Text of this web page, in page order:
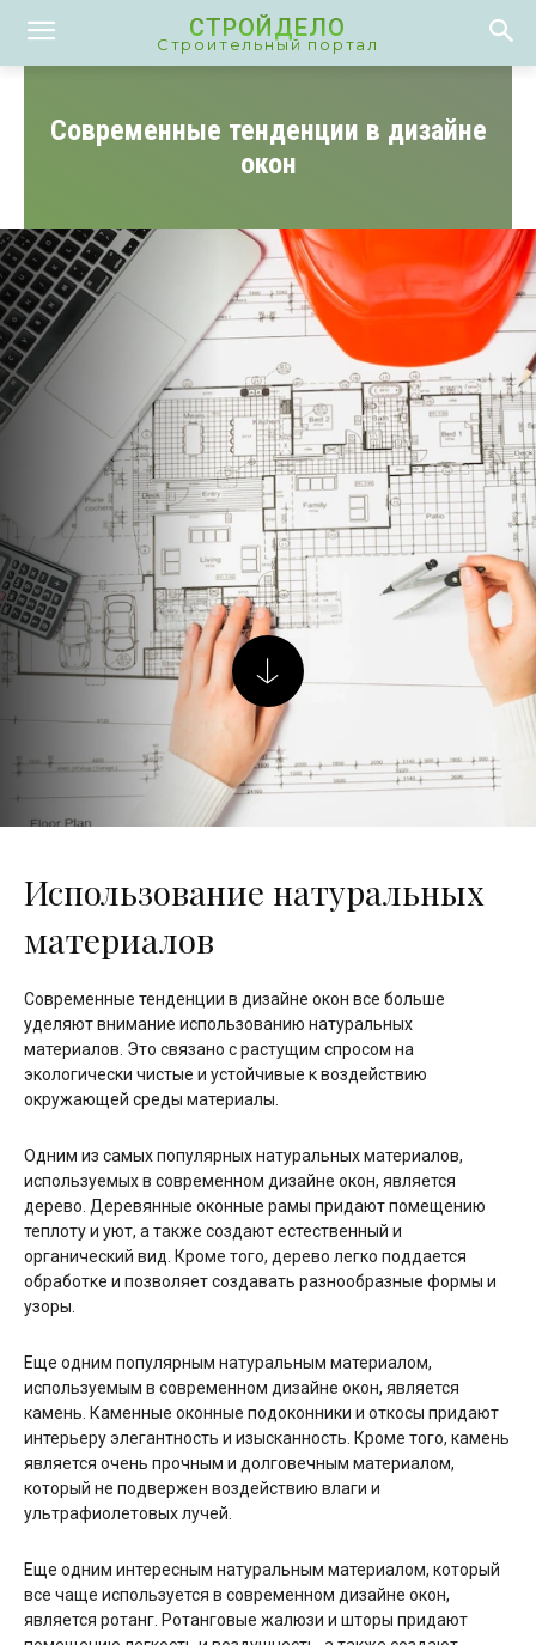
СТРОЙДЕЛО
Строительный портал
Современные тенденции в дизайне
окон
Использование натуральных
материалов
Современные тенденции в дизайне окон все больше
уделяют внимание использованию натуральных
материалов. Это связано с растущим спросом на
экологически чистые и устойчивые к воздействию
окружающей среды материалы.
Одним из самых популярных натуральных материалов,
используемых в современном дизайне окон, является
дерево. Деревянные оконные рамы придают помещению
теплоту и уют, а также создают естественный и
органический вид. Кроме того, дерево легко поддается
обработке и позволяет создавать разнообразные формы и
узоры.
Еще одним популярным натуральным материалом,
используемым в современном дизайне окон, является
камень. Каменные оконные подоконники и откосы придают
интерьеру элегантность и изысканность. Кроме того, камень
является очень прочным и долговечным материалом,
который не подвержен воздействию влаги и
ультрафиолетовых лучей.
Еще одним интересным натуральным материалом, который
все чаще используется в современном дизайне окон,
является ротанг. Ротанговые жалюзи и шторы придают